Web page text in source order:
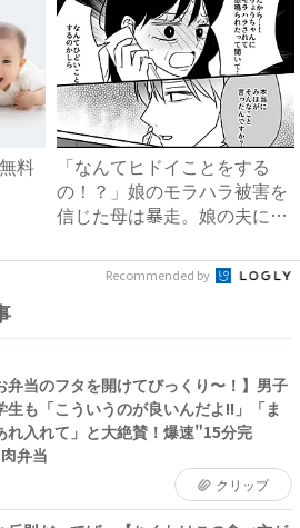
料
「なんてヒドイことをする
の！？」娘のモラハラ被害を
信じた母は暴走。娘の夫に電
Recommended by
弁当のフタを開けてびっくり〜！】男子
生も「こういうのが良いんだよ!!」「ま
れ入れて」と大絶賛！爆速"15分完
弁当
クリップ